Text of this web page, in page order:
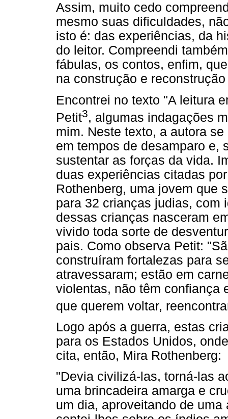
Assim, muito cedo
mesmo suas dificuldades,
isto é: das experiências, da
do leitor. Compreendi
fábulas, os contos, enfim,
na construção e
Encontrei no texto "A leitura
Petit3, algumas indagações
mim. Neste texto, a autora
em tempos de desamparo e,
sustentar as forças da vida.
duas experiências citadas
Rothenberg, uma jovem que
para 32 crianças judias, com
dessas crianças nasceram
vivido toda sorte de
pais. Como observa Petit:
construíram fortalezas para
atravessaram; estão em
violentas, não têm confiança
que querem voltar,
Logo após a guerra, estas
para os Estados Unidos,
cita, então, Mira Rothenberg:
"Devia civilizá-las, torná-las
uma brincadeira amarga e
um dia, aproveitando de